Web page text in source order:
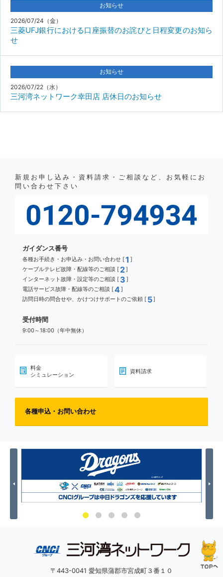
お知らせ
2026/07/24（金）
三菱UFJ銀行における口座振替のお詫びと日程変更のお知ら
せ
お知らせ
2026/07/22（水）
三河湾ネットワーク幸田店 店休日のお知らせ
新規お申し込み・資料請求・ご相談など、お気軽にお
問い合わせ下さい
ガイダンス番号
各種お手続き・お申込み・お問い合わせ [1 ]
ケーブルテレビ故障・配線等のご相談 [ 2]
インターネット故障・設定等のご相談 [ 3 ]
電話サービス故障・配線等のご相談 [4]
訪問日時の問合せや、かけつけサポートのご依頼 [ 5]
受付時間
9:00～18:00（年中無休）
料金
シミュレーション
資料請求
各種申込・お問い合わせ
Previous Next
〒443-0041 愛知県蒲郡市宮成町３番１０